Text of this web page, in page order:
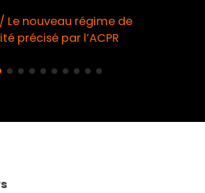
Démarchage téléphonique / Opt-
obligatoire à compter du 11 août